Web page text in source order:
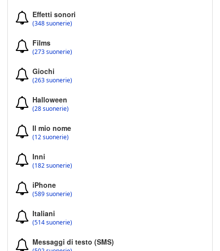
Effetti sonori
(348 suonerie)
Films
(273 suonerie)
Giochi
(263 suonerie)
Halloween
(28 suonerie)
Il mio nome
(12 suonerie)
Inni
(182 suonerie)
iPhone
(589 suonerie)
Italiani
(514 suonerie)
Messaggi di testo (SMS)